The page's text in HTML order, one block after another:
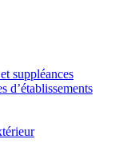
suppléances
d’établissements